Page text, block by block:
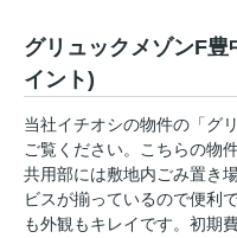
グリュックメゾンF
イント)
当社イチオシの物件の「グ
ご覧ください。こちらの物
共用部には敷地内ごみ置き
ビスが揃っているので便利
も外観もキレイです。初期